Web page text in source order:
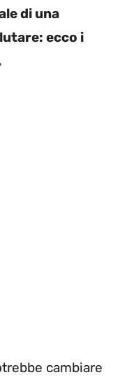
di una
ecco i
cambiare